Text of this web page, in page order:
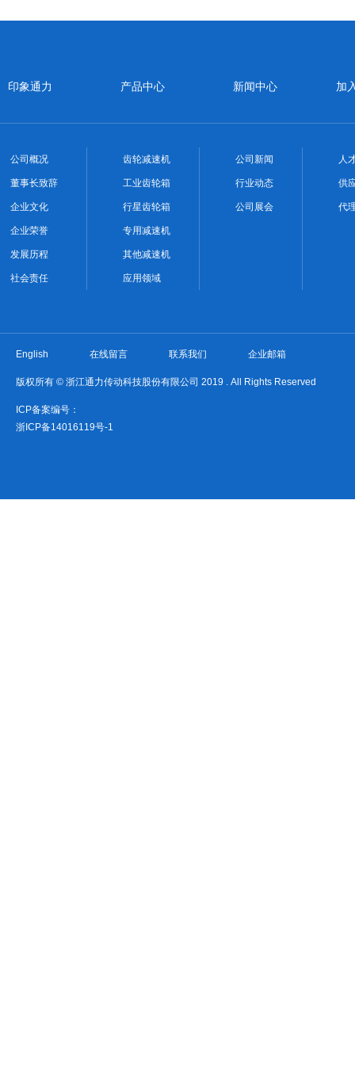
加
新闻中心
产品中心
印象通力
人
供
代
公司新闻
行业动态
公司展会
齿轮减速机
工业齿轮箱
行星齿轮箱
专用减速机
其他减速机
应用领域
公司概况
董事长致辞
企业文化
企业荣誉
发展历程
社会责任
English 在线留言 联系我们 企业邮箱
版权所有 © 浙江通力传动科技股份有限公司 2019 . All Rights Reserved
ICP备案编号：
浙ICP备14016119号-1